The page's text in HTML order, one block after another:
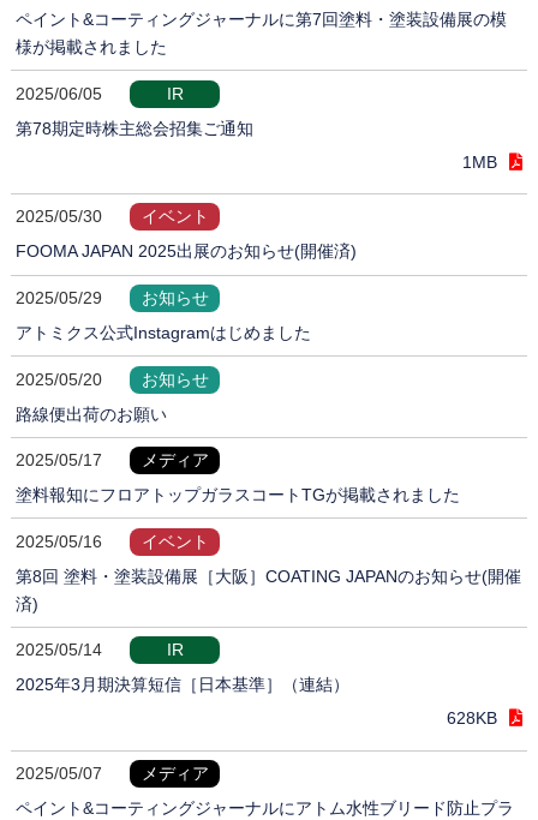
ペイント&コーティングジャーナルに第7回塗料・塗装設備展の模
様が掲載されました
2025/06/05
IR
第78期定時株主総会招集ご通知
1MB
2025/05/30
イベント
FOOMA JAPAN 2025出展のお知らせ(開催済)
2025/05/29
お知らせ
アトミクス公式Instagramはじめました
2025/05/20
お知らせ
路線便出荷のお願い
2025/05/17
メディア
塗料報知にフロアトップガラスコートTGが掲載されました
2025/05/16
イベント
第8回 塗料・塗装設備展［大阪］COATING JAPANのお知らせ(開催
済)
2025/05/14
IR
2025年3月期決算短信［日本基準］（連結）
628KB
2025/05/07
メディア
ペイント&コーティングジャーナルにアトム水性ブリード防止プラ